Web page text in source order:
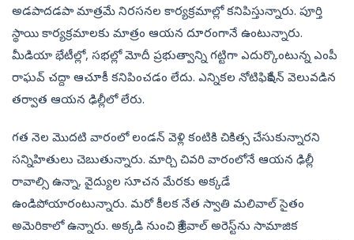
అడపాదడపా మాత్రమే నిరసనల కార్యక్రమాల్లో కనిపిస్తున్నారు. పూర్తి
స్థాయి కార్యక్రమాలకు మాత్రం ఆయన దూరంగానే ఉంటున్నారు.
మీడియా భేటీల్లో, సభల్లో మోదీ ప్రభుత్వాన్ని గట్టిగా ఎదుర్కొంటున్న ఎంపీ
రాఘవ్‌ చద్దా ఆచూకీ కనిపించడం లేదు. ఎన్నికల నోటిఫికేషన్‌ వెలువడిన
తర్వాత ఆయన ఢిల్లీలో లేరు.
గత నెల మొదటి వారంలో లండన్‌ వెళ్లి కంటికి చికిత్స చేసుకున్నారని
సన్నిహితులు చెబుతున్నారు. మార్చి చివరి వారంలోనే ఆయన ఢిల్లీ
రావాల్సి ఉన్నా, వైద్యుల సూచన మేరకు అక్కడే
ఉండిపోయారంటున్నారు. మరో కీలక నేత స్వాతి మలివాల్‌ సైతం
అమెరికాలో ఉన్నారు. అక్కడి నుంచి కేజ్రీవాల్‌ అరెస్ట్‌ను సామాజిక